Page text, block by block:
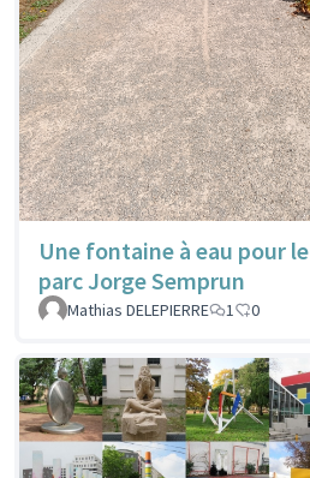
Une fontaine à eau pour le
parc Jorge Semprun
Mathias DELEPIERRE
1 0